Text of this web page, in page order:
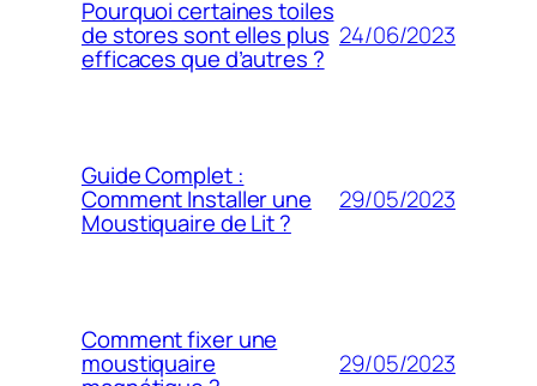
Pourquoi certaines toiles
de stores sont elles plus
efficaces que d’autres ?
24/06/2023
Guide Complet :
Comment Installer une
Moustiquaire de Lit ?
29/05/2023
Comment fixer une
moustiquaire 29/05/2023